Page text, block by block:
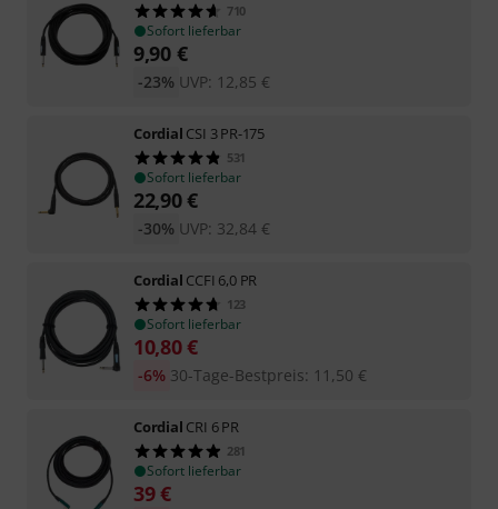
710
Sofort lieferbar
9,90 €
UVP: 12,85 €
-23%
Cordial CSI 3 PR-175
531
Sofort lieferbar
22,90€
UVP: 32,84 €
-30%
Cordial CCFI 6,0 PR
123
Sofort lieferbar
10,80€
30-Tage-Bestpreis: 11,50 €
-6%
Cordial CRI 6 PR
281
Sofort lieferbar
39€